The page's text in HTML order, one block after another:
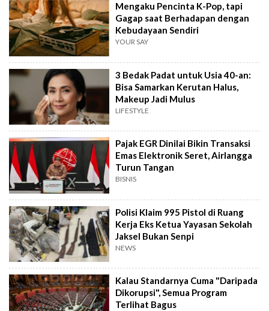
Mengaku Pencinta K-Pop, tapi
Gagap saat Berhadapan dengan
Kebudayaan Sendiri
YOUR SAY
3 Bedak Padat untuk Usia 40-an:
Bisa Samarkan Kerutan Halus,
Makeup Jadi Mulus
LIFESTYLE
Pajak EGR Dinilai Bikin Transaksi
Emas Elektronik Seret, Airlangga
Turun Tangan
BISNIS
Polisi Klaim 995 Pistol di Ruang
Kerja Eks Ketua Yayasan Sekolah
Jaksel Bukan Senpi
NEWS
Kalau Standarnya Cuma "Daripada
Dikorupsi", Semua Program
Terlihat Bagus